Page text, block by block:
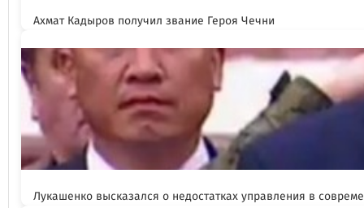
Ахмат Кадыров получил звание Героя Чечни
Лукашенко высказался о недостатках управления в